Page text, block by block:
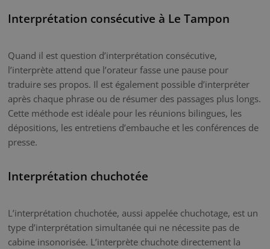
Interprétation consécutive à Le Tampon
Quand il est question d’interprétation consécutive,
l’interprète attend que l’orateur fasse une pause pour
traduire ses propos. Il est également possible d’interpréter
après chaque phrase ou de résumer des passages plus longs.
Cette méthode est idéale pour les réunions bilingues, les
dépositions, les entretiens d’embauche et les conférences de
presse.
Interprétation chuchotée
L’interprétation chuchotée, aussi appelée chuchotage, est un
type d’interprétation simultanée qui ne nécessite pas de
cabine insonorisée. L’interprète chuchote directement la